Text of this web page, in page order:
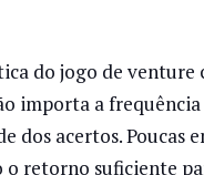
do jogo de venture
importa a frequência
dos acertos. Poucas
o retorno suficiente